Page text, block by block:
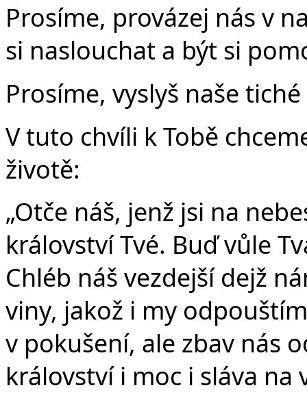
Prosíme, provázej nás v
si naslouchat a být si
Prosíme, vyslyš naše
V tuto chvíli k Tobě
životě:
„Otče náš, jenž jsi na
království Tvé. Buď vůle
Chléb náš vezdejší dejž
viny, jakož i my
v pokušení, ale zbav nás
království i moc i sláva na